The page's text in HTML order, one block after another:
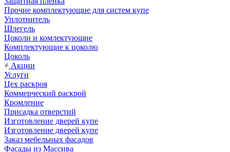
Прочие комплектующие для систем купе
Уплотнитель
Шлегель
Цоколи и комлектующие
Комплектующие к цоколю
Цоколь
Акции
Услуги
Цех раскроя
Коммерческий раскрой
Кромление
Присадка отверстий
Изготовление дверей купе
Изготовление дверей купе
Заказ мебельных фасадов
Фасады из Массива